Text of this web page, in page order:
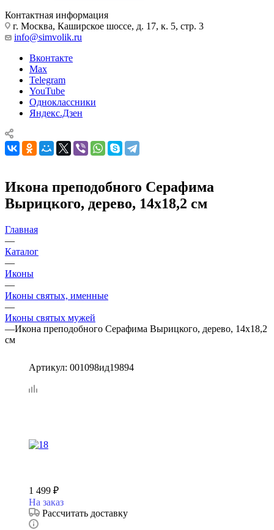
Контактная информация
г. Москва, Каширское шоссе, д. 17, к. 5, стр. 3
info@simvolik.ru
Вконтакте
Max
Telegram
YouTube
Одноклассники
Яндекс.Дзен
Икона преподобного Серафима
Вырицкого, дерево, 14х18,2 см
Главная
—
Каталог
—
Иконы
—
Иконы святых, именные
—
Иконы святых мужей
—Икона преподобного Серафима Вырицкого, дерево, 14х18,2
см
Артикул: 001098ид19894
1 499 ₽
На заказ
Рассчитать доставку